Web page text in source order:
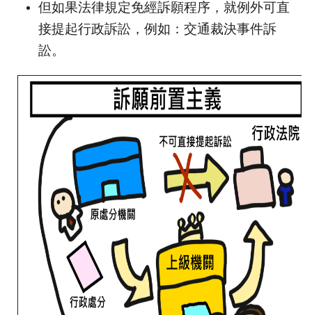
但如果法律規定免經訴願程序，就例外可直
接提起行政訴訟，例如：交通裁決事件訴
訟。